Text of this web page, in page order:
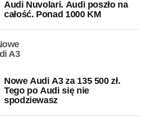
Audi Nuvolari. Audi poszło na
całość. Ponad 1000 KM
Nowe Audi A3 za 135 500 zł.
Tego po Audi się nie
spodziewasz